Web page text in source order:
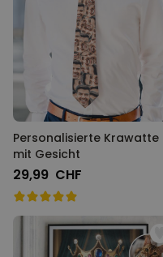
Personalisierte Krawatte
mit Gesicht
29,99 CHF